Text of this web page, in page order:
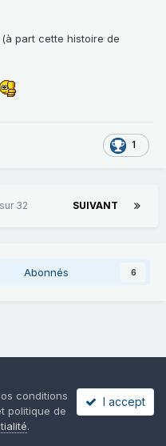
(à part cette histoire de
1
SUIVANT
32
Abonnés 6
est en ligne
cette page.
conditions
politique de
.
I accept